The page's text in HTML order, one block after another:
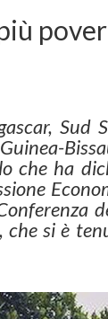
Sud
che ha
che si è